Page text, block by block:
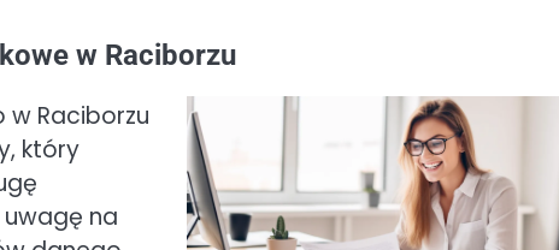
w Raciborzu
Raciborzu
który
na